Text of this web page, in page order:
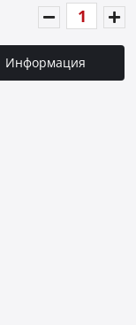
Информация